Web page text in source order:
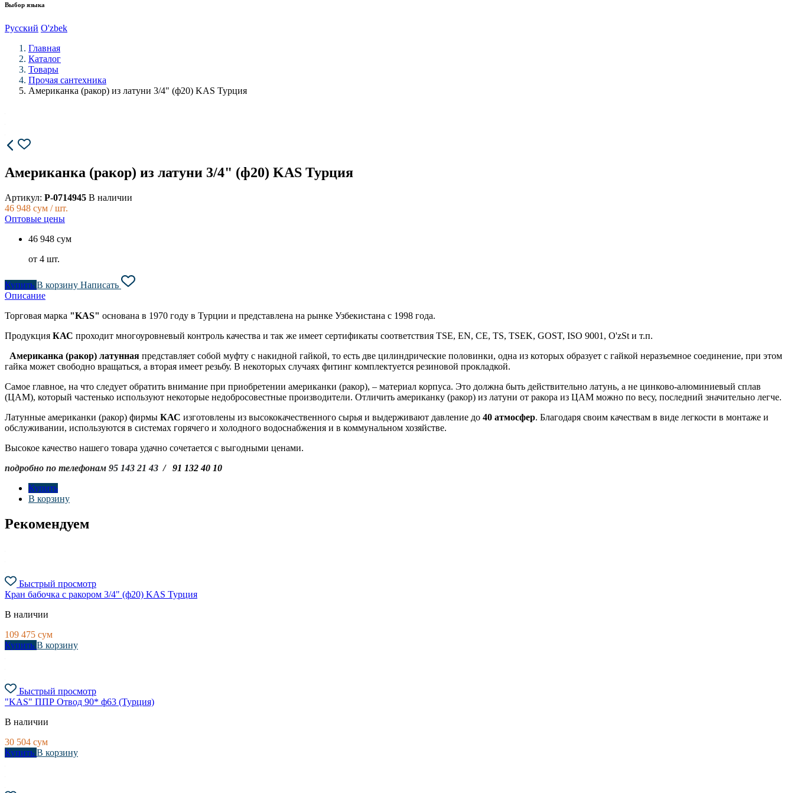
Выбор языка
Русский O'zbek
Главная
Каталог
Товары
Прочая сантехника
Американка (ракор) из латуни 3/4" (ф20) KAS Турция
Американка (ракор) из латуни 3/4" (ф20) KAS Турция
Артикул: P-0714945 В наличии
46 948 сум / шт.
Оптовые цены
46 948 сум
от 4 шт.
Купить В корзину Написать
Описание
Торговая марка "KAS" основана в 1970 году в Турции и представлена на рынке Узбекистана с 1998 года.
Продукция КАС проходит многоуровневый контроль качества и так же имеет сертификаты соответствия TSE, EN, CE, TS, TSEK, GOST, ISO 9001, O'zSt и т.п.
Американка (ракор) латунная представляет собой муфту с накидной гайкой, то есть две цилиндрические половинки, одна из которых образует с гайкой неразъемное соединение, при этом
гайка может свободно вращаться, а вторая имеет резьбу. В некоторых случаях фитинг комплектуется резиновой прокладкой.
Самое главное, на что следует обратить внимание при приобретении американки (ракор), – материал корпуса. Это должна быть действительно латунь, а не цинково-алюминиевый сплав
(ЦАМ), который частенько используют некоторые недобросовестные производители. Отличить американку (ракор) из латуни от ракора из ЦАМ можно по весу, последний значительно легче.
Латунные американки (ракор) фирмы КАС изготовлены из высококачественного сырья и выдерживают давление до 40 атмосфер. Благодаря своим качествам в виде легкости в монтаже и
обслуживании, используются в системах горячего и холодного водоснабжения и в коммунальном хозяйстве.
Высокое качество нашего товара удачно сочетается с выгодными ценами.
подробно по телефонам 95 143 21 43 / 91 132 40 10
Купить
В корзину
Рекомендуем
Быстрый просмотр
Кран бабочка с ракором 3/4" (ф20) KAS Турция
В наличии
109 475 сум
Купить В корзину
Быстрый просмотр
"KAS" ППР Отвод 90* ф63 (Турция)
В наличии
30 504 сум
Купить В корзину